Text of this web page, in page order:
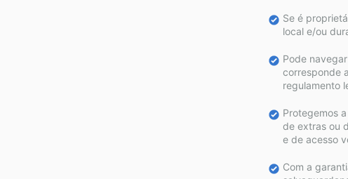
Se é
local e/ou
Pode
corresponde
regulamento
Protegemos
de extras ou
e de acesso
Com a